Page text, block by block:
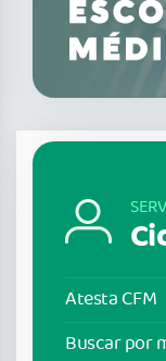
Atesta CFM
Buscar por